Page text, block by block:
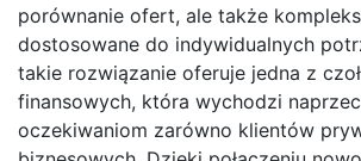
porównanie ofert, ale także
dostosowane do indywidualnych
takie rozwiązanie oferuje jedna z
finansowych, która wychodzi
oczekiwaniom zarówno klientów